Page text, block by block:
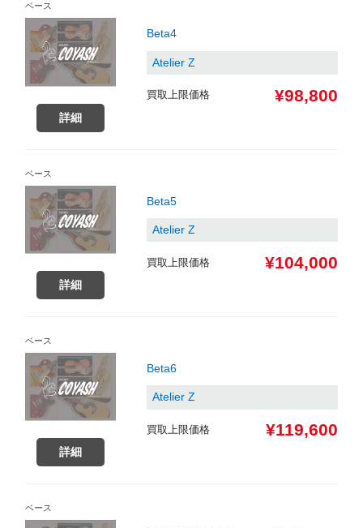
ベース
詳細
Beta4
Atelier Z
買取上限価格 ¥98,800
ベース
詳細
Beta5
Atelier Z
買取上限価格 ¥104,000
ベース
詳細
Beta6
Atelier Z
買取上限価格 ¥119,600
ベース